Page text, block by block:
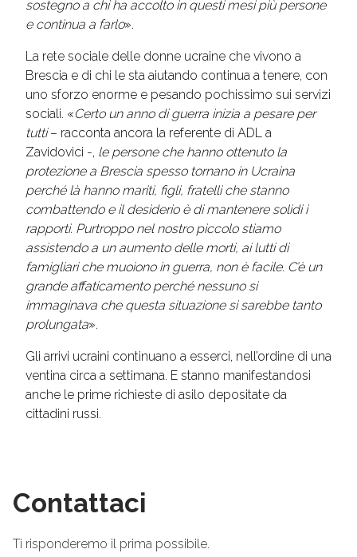
sostegno a chi ha accolto in questi mesi più persone
e continua a farlo».
La rete sociale delle donne ucraine che vivono a
Brescia e di chi le sta aiutando continua a tenere, con
uno sforzo enorme e pesando pochissimo sui servizi
sociali. «Certo un anno di guerra inizia a pesare per
tutti– racconta ancora la referente di ADL a
Zavidovici -, le persone che hanno ottenuto la
protezione a Brescia spesso tornano in Ucraina
perché là hanno mariti, figli, fratelli che stanno
combattendo e il desiderio è di mantenere solidi i
rapporti. Purtroppo nel nostro piccolo stiamo
assistendo a un aumento delle morti, ai lutti di
famigliari che muoiono in guerra, non è facile. C’è un
grande affaticamento perché nessuno si
immaginava che questa situazione si sarebbe tanto
prolungata».
Gli arrivi ucraini continuano a esserci, nell’ordine di una
ventina circa a settimana. E stanno manifestandosi
anche le prime richieste di asilo depositate da
cittadini russi.
Contattaci
Ti risponderemo il prima possibile.